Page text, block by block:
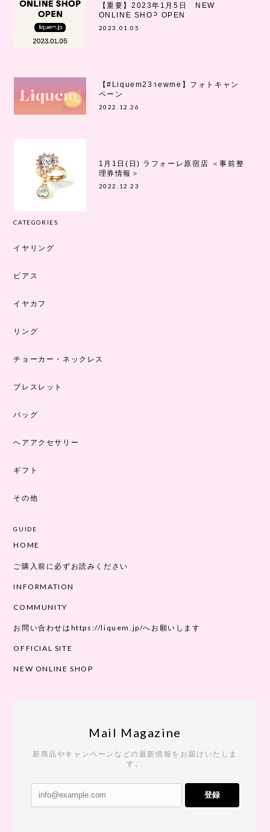
【重要】2023年1月5日 NEW
ONLINE SHOP OPEN
2023.01.05
【#Liquem23newme】フォトキャン
ペーン
2022.12.26
1月1日(日) ラフォーレ原宿店 ＜事前整
理券情報＞
2022.12.23
CATEGORIES
イヤリング
ピアス
イヤカフ
リング
チョーカー・ネックレス
ブレスレット
バッグ
ヘアアクセサリー
ギフト
その他
GUIDE
HOME
ご購入前に必ずお読みください
INFORMATION
COMMUNITY
お問い合わせはhttps://liquem.jp/へお願いします
OFFICIAL SITE
NEW ONLINE SHOP
Mail Magazine
新商品やキャンペーンなどの最新情報をお届けいたしま
す。
登録